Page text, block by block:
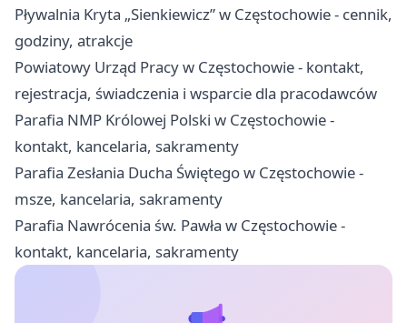
Pływalnia Kryta „Sienkiewicz” w Częstochowie - cennik,
godziny, atrakcje
Powiatowy Urząd Pracy w Częstochowie - kontakt,
rejestracja, świadczenia i wsparcie dla pracodawców
Parafia NMP Królowej Polski w Częstochowie -
kontakt, kancelaria, sakramenty
Parafia Zesłania Ducha Świętego w Częstochowie -
msze, kancelaria, sakramenty
Parafia Nawrócenia św. Pawła w Częstochowie -
kontakt, kancelaria, sakramenty